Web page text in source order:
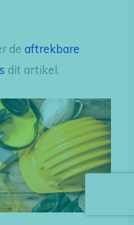
deaftrekbare
dit artikel.